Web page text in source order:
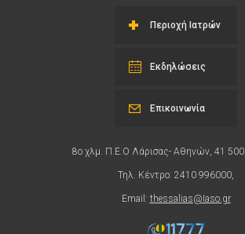
Περιοχή Ιατρών
Εκδηλώσεις
8ο χλμ. Π.Ε.Ο Λάρισας- Αθηνών, 41
Τηλ. Κέντρο: 2410 996000,
Email: thessalias@Iaso.gr
Επικοινωνία